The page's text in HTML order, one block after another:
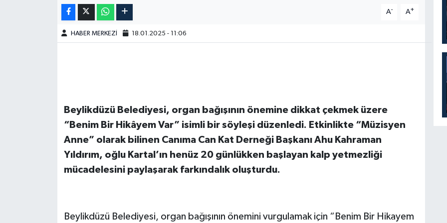
A- A+
HABER MERKEZİ 18.01.2025 - 11:06
Beylikdüzü Belediyesi, organ bağışının önemine dikkat çekmek üzere
“Benim Bir Hikâyem Var” isimli bir söyleşi düzenledi. Etkinlikte “Müzisyen
Anne” olarak bilinen Canıma Can Kat Derneği Başkanı Ahu Kahraman
Yıldırım, oğlu Kartal’ın henüz 20 günlükken başlayan kalp yetmezliği
mücadelesini paylaşarak farkındalık oluşturdu.
Beylikdüzü Belediyesi, organ bağışının önemini vurgulamak için “Benim Bir Hikayem